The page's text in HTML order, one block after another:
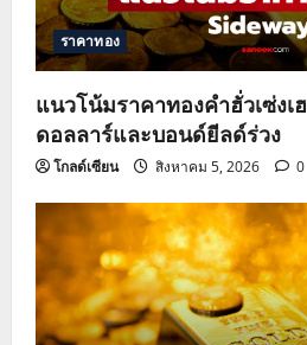
ราคาทอง
แนวโน้มราคาทองคำฮั่วเซ่ง
ดอลลาร์และบอนด์ยีลด์ร่วง
โกลด์เซียน สิงหาคม 5, 2026 0